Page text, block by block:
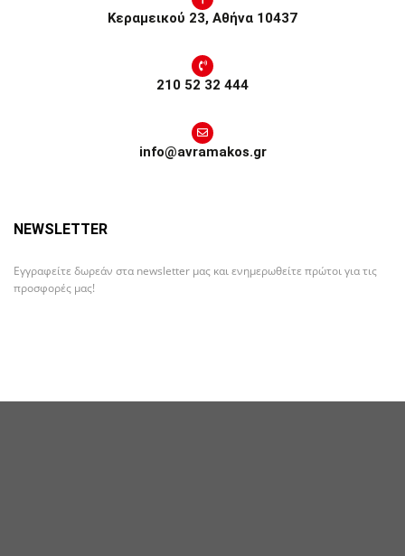
Κεραμεικού 23, Αθήνα 10437
210 52 32 444
info@avramakos.gr
NEWSLETTER
Εγγραφείτε δωρεάν στα newsletter μας και ενημερωθείτε πρώτοι για τις
προσφορές μας!